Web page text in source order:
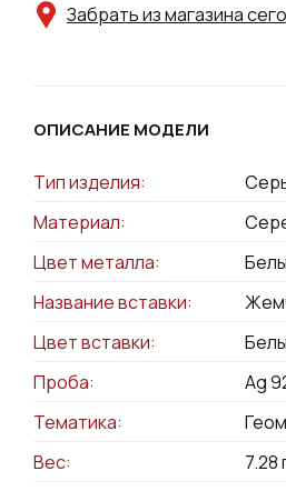
Забрать из магазина
ОПИСАНИЕ МОДЕЛИ
Тип изделия:
Материал:
Цвет металла:
Название вставки:
Цвет вставки:
Проба:
Ag
Тематика:
Вес:
7.28